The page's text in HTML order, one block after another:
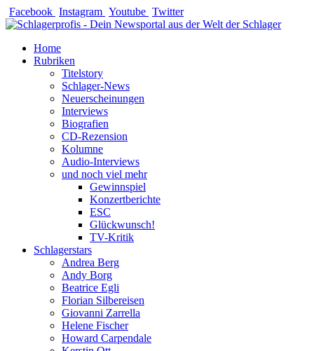
Zum
Inhalt
Facebook Instagram Youtube Twitter
Home
Rubriken
Titelstory
Schlager-News
Neuerscheinungen
Interviews
Biografien
CD-Rezension
Kolumne
Audio-Interviews
und noch viel mehr
Gewinnspiel
Konzertberichte
ESC
Glückwunsch!
TV-Kritik
Schlagerstars
Andrea Berg
Andy Borg
Beatrice Egli
Florian Silbereisen
Giovanni Zarrella
Helene Fischer
Howard Carpendale